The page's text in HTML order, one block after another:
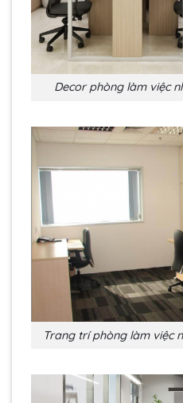
Decor phòng làm việc
Trang trí phòng làm việc